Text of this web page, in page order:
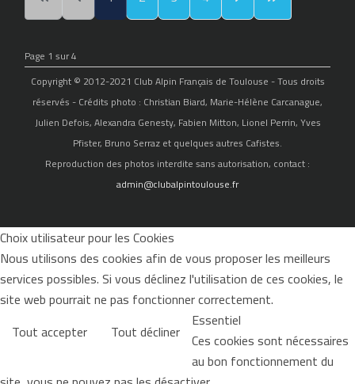
Page 1 sur 4
Copyright © 2012-2021 Club Alpin Français de Toulouse - Tous droits
réservés - Crédits photo : Christian Biard, Marie-Hélène Carcanague,
Julien Defois, Alexandra Genesty, Fabien Mitton, Lionel Perrin, Yves
Pfister, Bruno Serraz et quelques autres Cafistes.
Reproduction des photos interdite sans autorisation, contact :
admin@clubalpintoulouse.fr
Choix utilisateur pour les Cookies
Nous utilisons des cookies afin de vous proposer les meilleurs
services possibles. Si vous déclinez l'utilisation de ces cookies, le
site web pourrait ne pas fonctionner correctement.
Tout accepter
Tout décliner Essentiel
Ces cookies sont nécessaires
au bon fonctionnement du